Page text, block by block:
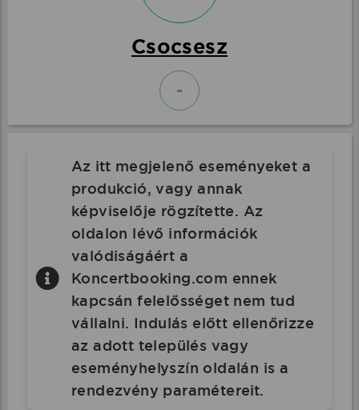
Csocsesz
-
Az itt megjelenő eseményeket a
produkció, vagy annak
képviselője rögzítette. Az
oldalon lévő információk
valódiságáért a
Koncertbooking.com ennek
kapcsán felelősséget nem tud
vállalni. Indulás előtt ellenőrizze
az adott település vagy
eseményhelyszín oldalán is a
rendezvény paramétereit.